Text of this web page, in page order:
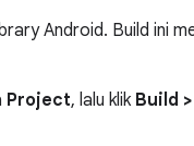
Android. Build ini
Project, lalu klik Build >